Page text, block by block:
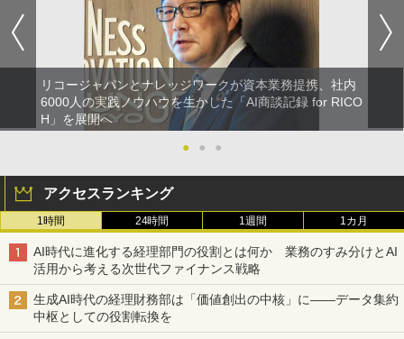
リコージャパンとナレッジワークが資本業務提携、社内
6000人の実践ノウハウを生かした「AI商談記録 for RICO
H」を展開へ
●
● ●
アクセスランキング
1時間 24時間 1週間 1カ月
AI時代に進化する経理部門の役割とは何か 業務のすみ分けとAI
活用から考える次世代ファイナンス戦略
生成AI時代の経理財務部は「価値創出の中核」に――データ集約
中枢としての役割転換を